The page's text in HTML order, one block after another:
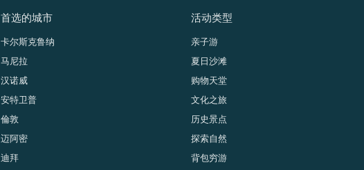
首选的城市
卡尔斯克鲁纳
马尼拉
汉诺威
安特卫普
倫敦
迈阿密
迪拜
活动类型
亲子游
夏日沙滩
购物天堂
文化之旅
历史景点
探索自然
背包穷游